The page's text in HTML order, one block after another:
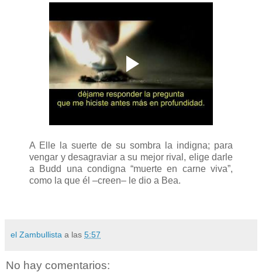
A Elle la suerte de su sombra la indigna; para
vengar y desagraviar a su mejor rival, elige darle
a Budd una condigna “muerte en carne viva”,
como la que él –creen– le dio a Bea.
el Zambullista a las 5:57
No hay comentarios: